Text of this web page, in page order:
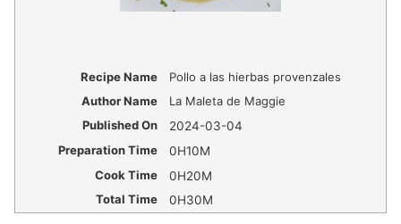
Recipe Name
Pollo a las hierbas provenzales
Author Name
La Maleta de Maggie
Published On
2024-03-04
Preparation Time
0H10M
Cook Time
0H20M
Total Time
0H30M